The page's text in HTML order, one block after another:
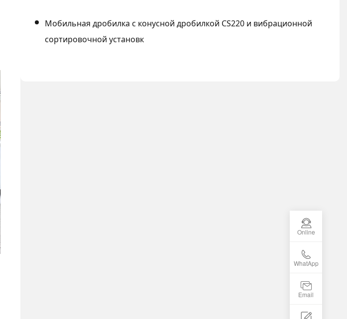
Мобильная дробилка с конусной дробилкой CS220 и вибрационной
сортировочной установк
Online
WhatApp
Email